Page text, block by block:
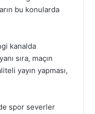
bu konularda
kanalda
sıra, maçın
yayın yapması,
spor severler